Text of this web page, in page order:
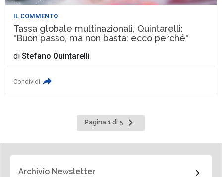
IL COMMENTO
Tassa globale multinazionali, Quintarelli:
"Buon passo, ma non basta: ecco perché"
diStefano Quintarelli
Condividi
Pagina 1 di 5
Pagina
successiva
Archivio Newsletter